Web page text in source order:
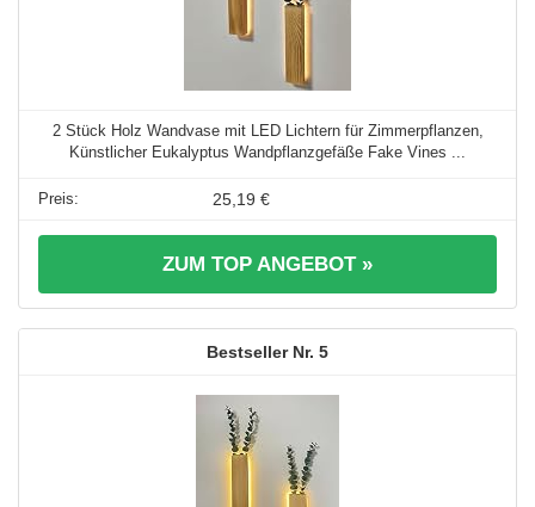
2 Stück Holz Wandvase mit LED Lichtern für Zimmerpflanzen,
Künstlicher Eukalyptus Wandpflanzgefäße Fake Vines ...
25,19 €
ZUM TOP ANGEBOT »
5